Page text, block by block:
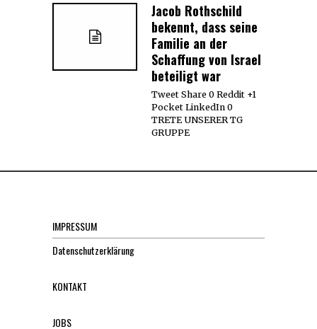
Jacob Rothschild
bekennt, dass seine
Familie an der
Schaffung von Israel
beteiligt war
Tweet Share 0 Reddit +1
Pocket LinkedIn 0
TRETE UNSERER TG
GRUPPE
IMPRESSUM
Datenschutzerklärung
KONTAKT
JOBS